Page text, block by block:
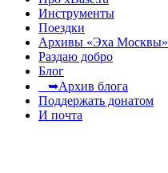
Инструменты
Поездки
Архивы «Эха Москвы»
Раздаю добро
Блог
➥Архив блога
Поддержать донатом
И почта